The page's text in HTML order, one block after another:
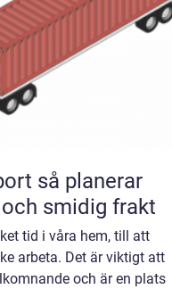
smidig frakt
tid i våra hem, till att
arbeta. Det är viktigt att
och är en plats